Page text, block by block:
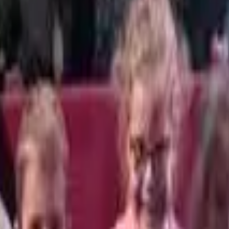
odkryć, w której każde dziecko może rozwijać swoje talenty
wzajemnym szacunku, zaufaniu i otwartej komunikacji. Dzięki
wspierana przez specjalistów: logopedę, psychologa
aktywność fizyczna od najmłodszych lat buduje nie tylko
. naukę pływania, crossfit dziecięcy, gimnastykę, judo, rytmikę
język obcy w naturalny i swobodny sposób.
Organizujemy ciekawe warsztaty, spotkania tematyczne,
otwarci na rozmowę, sugestie i indywidualne potrzeby
najlepsze rozwiązania, ponieważ wierzymy, że partnerstwo
współpracy oraz zdrowych nawyków, które pozostaną z
jedynie przez trzy tygodnie w okresie wakacyjnym.
swoje skrzydła i każdego dnia odkrywają, jak piękny jest świat.